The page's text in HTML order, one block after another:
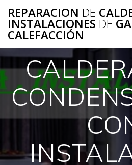
al
REPARACION DE
INSTALACIONES DE
CALEFACCIÓN